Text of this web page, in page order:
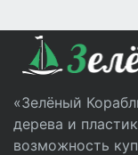
«Зелёный
дерева и
возможность